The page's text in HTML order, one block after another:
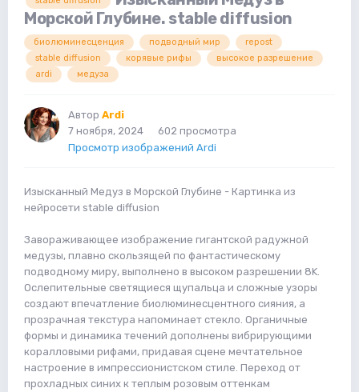
Морской Глубине. stable diffusion
биолюминесценция подводный мир
repost
stable diffusion
корявые рифы
высокое разрешение
ardi
медуза
Автор Ardi
7 ноября, 2024
602 просмотра
Просмотр изображений Ardi
Изысканный Медуз в Морской Глубине - Картинка из
нейросети stable diffusion
Завораживающее изображение гигантской радужной
медузы, плавно скользящей по фантастическому
подводному миру, выполнено в высоком разрешении 8K.
Ослепительные светящиеся щупальца и сложные узоры
создают впечатление биолюминесцентного сияния, а
прозрачная текстура напоминает стекло. Органичные
формы и динамика течений дополнены вибрирующими
коралловыми рифами, придавая сцене мечтательное
настроение в импрессионистском стиле. Переход от
прохладных синих к теплым розовым оттенкам